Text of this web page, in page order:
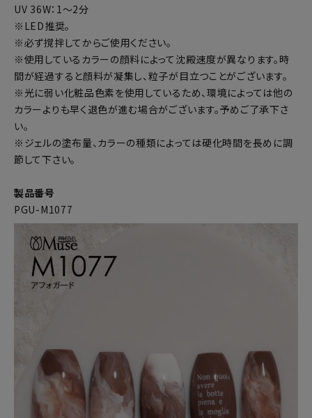
UV 36W：1～2分
※LED推奨。
※必ず撹拌してからご使用ください。
※使用しているカラーの顔料によって沈殿速度が異なります。時
間が経過すると顔料が凝集し、粒子が目立つことがございます。
※光に弱い化粧品色素を使用しているため、環境によっては他の
カラーよりも早く退色が進む場合がございます。予めご了承下さ
い。
※ジェルの塗布量、カラーの種類によっては硬化時間を長めに調
節して下さい。
製品番号
PGU-M1077